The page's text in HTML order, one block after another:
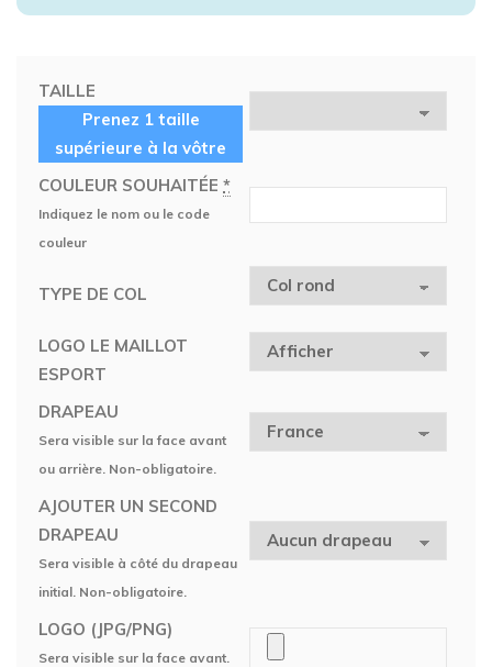
TAILLE
Prenez 1 taille
supérieure à la vôtre
COULEUR SOUHAITÉE *
Indiquez le nom ou le code
couleur
TYPE DE COL
LOGO LE MAILLOT
ESPORT
DRAPEAU
Sera visible sur la face avant
ou arrière. Non-obligatoire.
AJOUTER UN SECOND
DRAPEAU
Sera visible à côté du drapeau
initial. Non-obligatoire.
LOGO (JPG/PNG)
Sera visible sur la face avant.